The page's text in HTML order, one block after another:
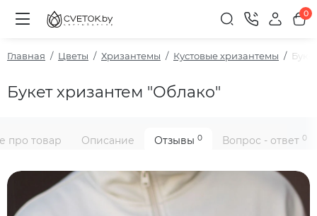
0
Главная Цветы Хризантемы Кустовые хризантемы
Букет хризантем "Облако"
про товар Описание Отзывы 0 Вопрос - ответ 0